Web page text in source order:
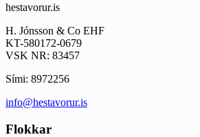
hestavorur.is
H. Jónsson & Co EHF
KT-580172-0679
VSK NR: 83457
Sími: 8972256
info@hestavorur.is
Flokkar